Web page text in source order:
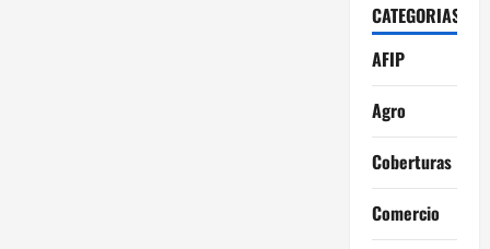
CATEGORIAS
AFIP
Agro
Coberturas
Comercio